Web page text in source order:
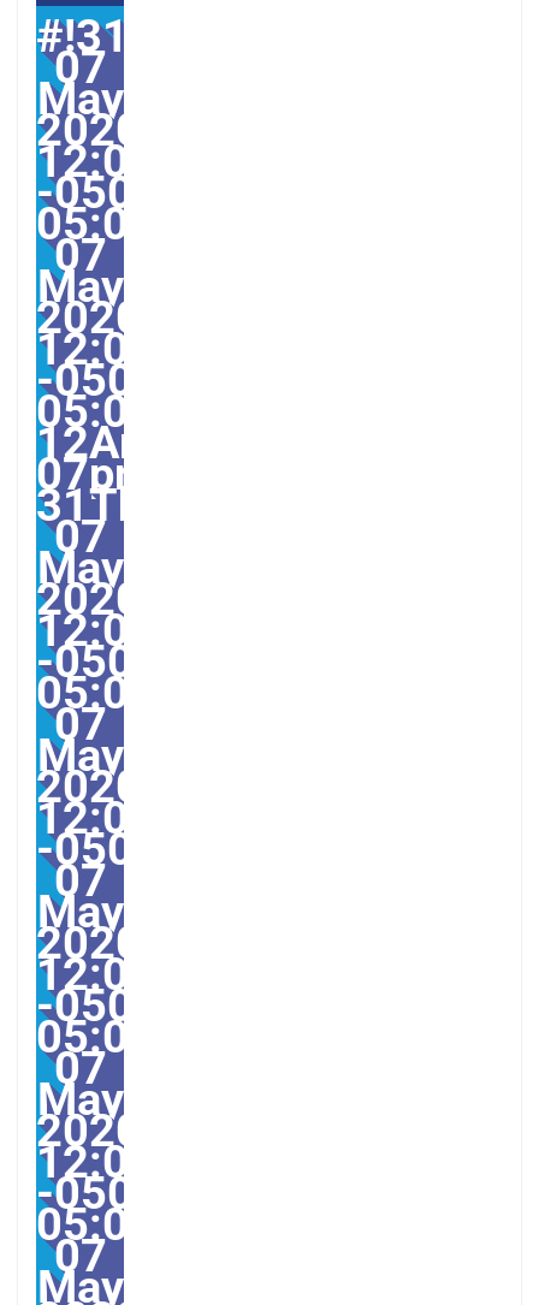
#!31Thu,
07
May
2020
12:07:51
-0500-
05:005131#31Thu,
07
May
2020
12:07:51
-0500-
05:00-
12America/
07pm31pm-
31Thu,
07
May
2020
12:07:51
-0500-
05:0012America/
07
May
2020
12:07:51
-
07
May
2020
12:07:51
-0500-
05:00America/
07
May
2020
12:07:51
-0500-
05:005131#/31Thu,
07
May